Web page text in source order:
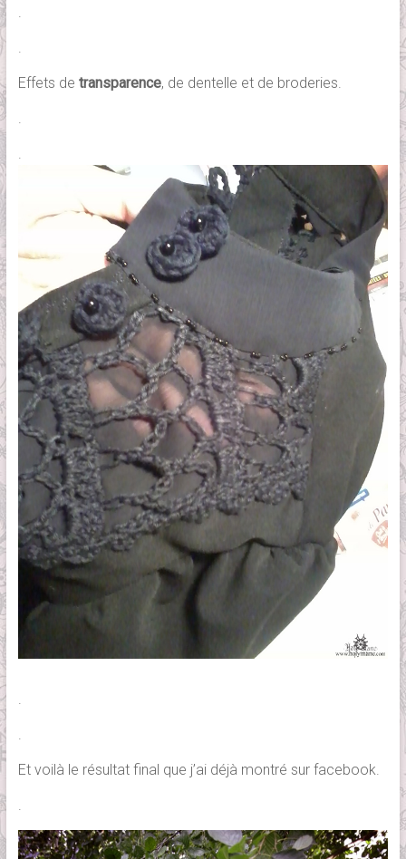
.
.
Effets de transparence, de dentelle et de broderies.
.
.
.
.
Et voilà le résultat final que j’ai déjà montré sur facebook.
.